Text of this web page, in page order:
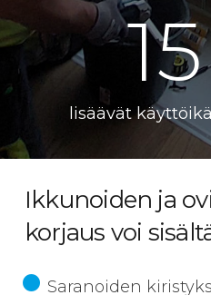
15
lisäävät
Ikkunoiden ja
korjaus voi
Saranoiden